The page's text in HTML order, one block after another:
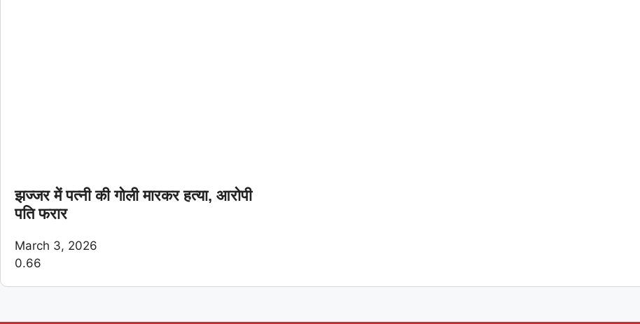
झज्जर में पत्नी की गोली मारकर हत्या, आरोपी
पति फरार
March 3, 2026